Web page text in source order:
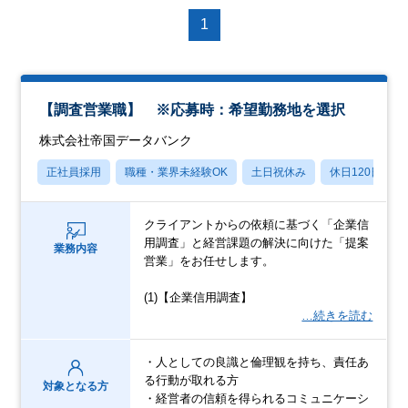
1
【調査営業職】 ※応募時：希望勤務地を選択
株式会社帝国データバンク
正社員採用 職種・業界未経験OK 土日祝休み 休日120日以上
業務内容
クライアントからの依頼に基づく「企業信
用調査」と経営課題の解決に向けた「提案
営業」をお任せします。
(1)【企業信用調査】
…続きを読む
対象となる方
・人としての良識と倫理観を持ち、責任あ
る行動が取れる方
・経営者の信頼を得られるコミュニケーシ